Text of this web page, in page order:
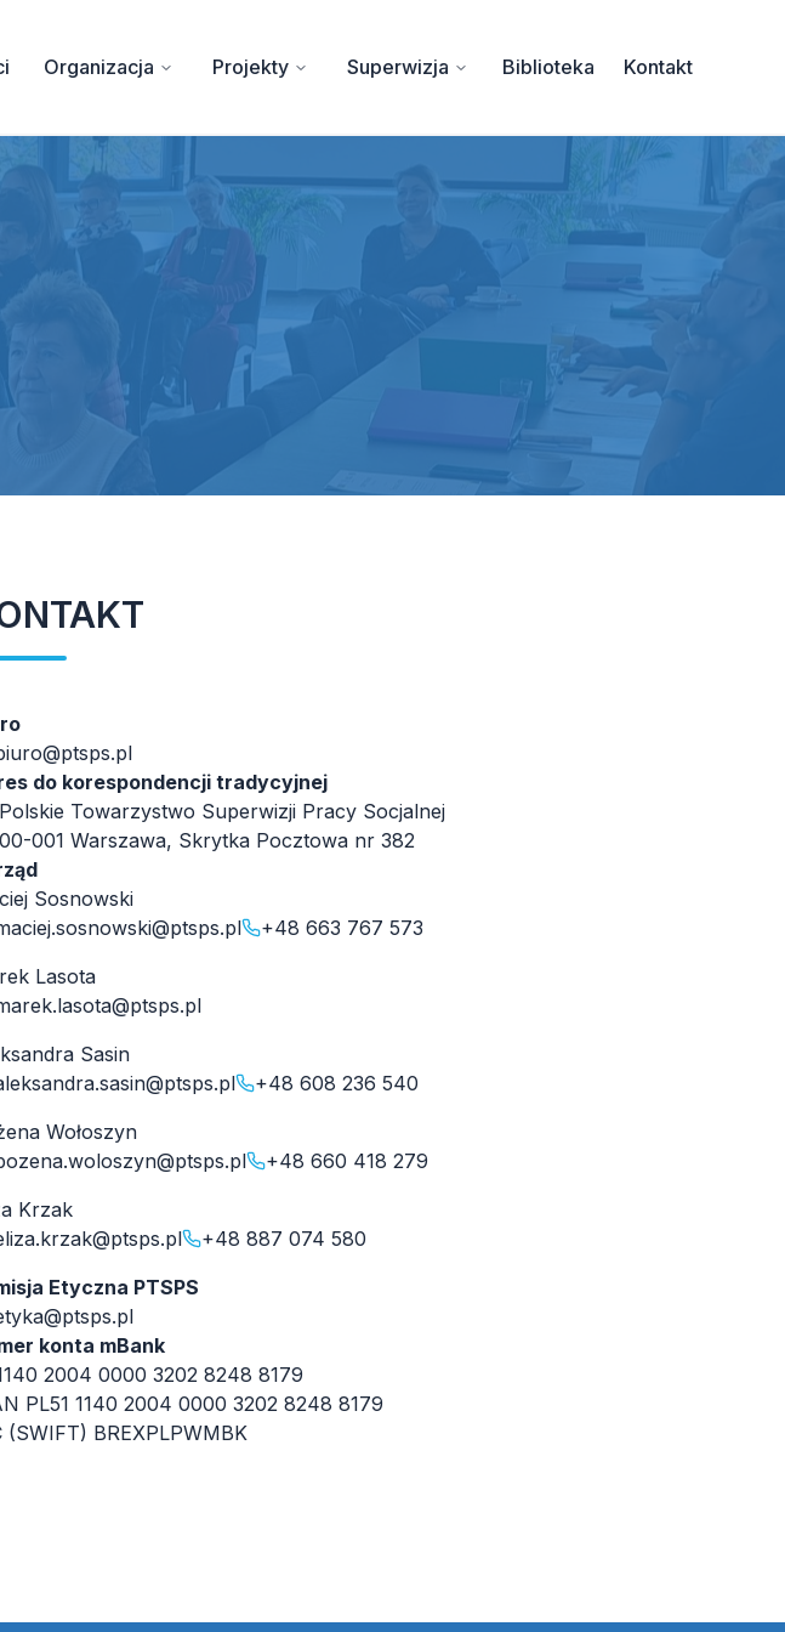
Organizacja Projekty Superwizja Biblioteka Kontakt
do korespondencji tradycyjnej
Polskie Towarzystwo Superwizji Pracy Socjalnej
00-001 Warszawa, Skrytka Pocztowa nr 382
Sosnowski
+48 663 767 573
Lasota
Sasin
+48 608 236 540
Wołoszyn
+48 660 418 279
Krzak
+48 887 074 580
Etyczna PTSPS
konta mBank
2004 0000 3202 8248 8179
PL51 1140 2004 0000 3202 8248 8179
(SWIFT) BREXPLPWMBK